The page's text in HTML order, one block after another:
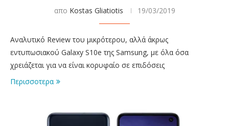
απο Kostas Gliatiotis 19/03/2019
Αναλυτικό Review του μικρότερου, αλλά άκρως
εντυπωσιακού Galaxy S10e της Samsung, με όλα όσα
χρειάζεται για να είναι κορυφαίο σε επιδόσεις
Περισσοτερα